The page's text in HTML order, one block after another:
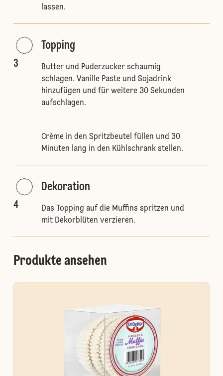
lassen.
3
Topping
Butter und Puderzucker schaumig
schlagen. Vanille Paste und Sojadrink
hinzufügen und für weitere 30 Sekunden
aufschlagen.
Crème in den Spritzbeutel füllen und 30
Minuten lang in den Kühlschrank stellen.
4
Dekoration
Das Topping auf die Muffins spritzen und
mit Dekorblüten verzieren.
Produkte ansehen